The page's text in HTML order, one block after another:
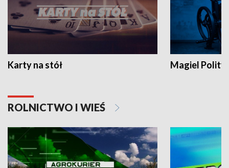
Karty na stół Magiel
ROLNICTWO I WIEŚ